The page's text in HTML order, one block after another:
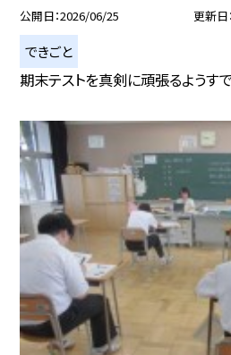
公開日 2026/06/25 更新日
できごと
期末テストを真剣に頑張るようすで